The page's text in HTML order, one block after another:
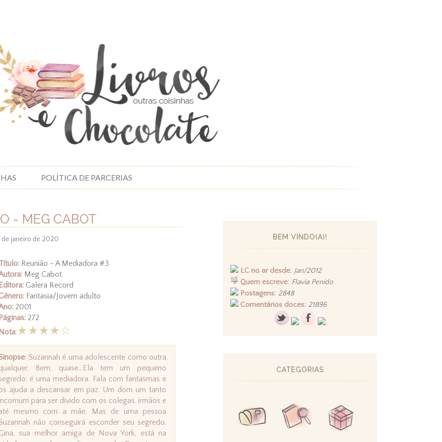
POLÍTICA DE PARCERIAS
- MEG CABOT
janeiro de 2020
Reunião - A Mediadora #3
Meg Cabot
Galera Record
Fantasia/Jovem adulto
2001
272
:★★★★☆
: Suzannah é uma adolescente como outra
Bem, quase...Ela tem um pequeno
é uma mediadora. Fala com fantasmas e
ajuda a descansar em paz. Um dom um tanto
para ser divido com os colegas, irmãos e
mesmo com a mãe. Mas de uma pessoa
não conseguirá esconder seu segredo.
sua melhor amiga de Nova York, está na
BEM VINDO(A)!
LC no ar desde: Jan/2012
Quem escreve: Flavia Penido
Postagens: 2848
Comentários doces: 21896
CATEGORIAS